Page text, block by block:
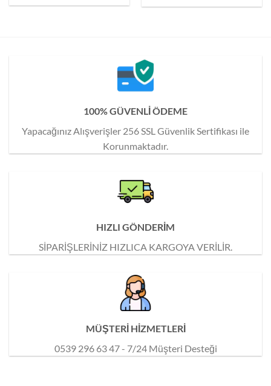
100% GÜVENLİ ÖDEME
Yapacağınız Alışverişler 256 SSL Güvenlik Sertifikası ile
Korunmaktadır.
HIZLI GÖNDERİM
SİPARİŞLERİNİZ HIZLICA KARGOYA VERİLİR.
MÜŞTERİ HİZMETLERİ
0539 296 63 47 - 7/24 Müşteri Desteği